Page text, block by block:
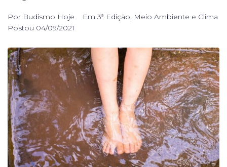
Por Budismo Hoje Em 3ª Edição, Meio Ambiente e Clima
Postou 04/09/2021